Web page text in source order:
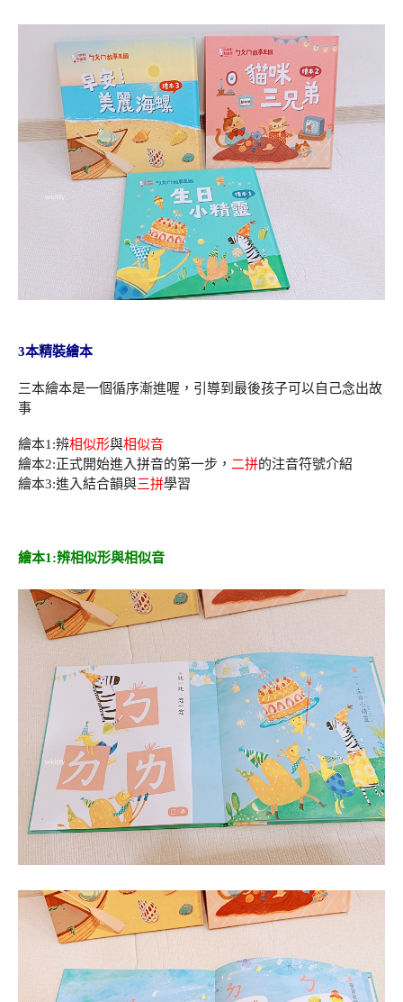
3本精裝繪本
三本繪本是一個循序漸進喔，引導到最後孩子可以自己念出故
事
繪本1:辨相似形與相似音
繪本2:正式開始進入拼音的第一步， 二拼的注音符號介紹
繪本3:進入結合韻與三拼學習
繪本1:辨相似形與相似音